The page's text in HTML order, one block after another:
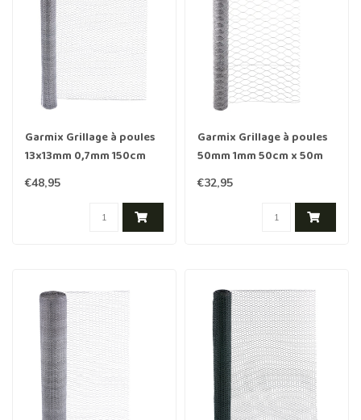
Garmix Grillage à poules
13x13mm 0,7mm 150cm
10m galvanisé
€48,95
Garmix Grillage à poules
50mm 1mm 50cm x 50m
Galvanisée
€32,95